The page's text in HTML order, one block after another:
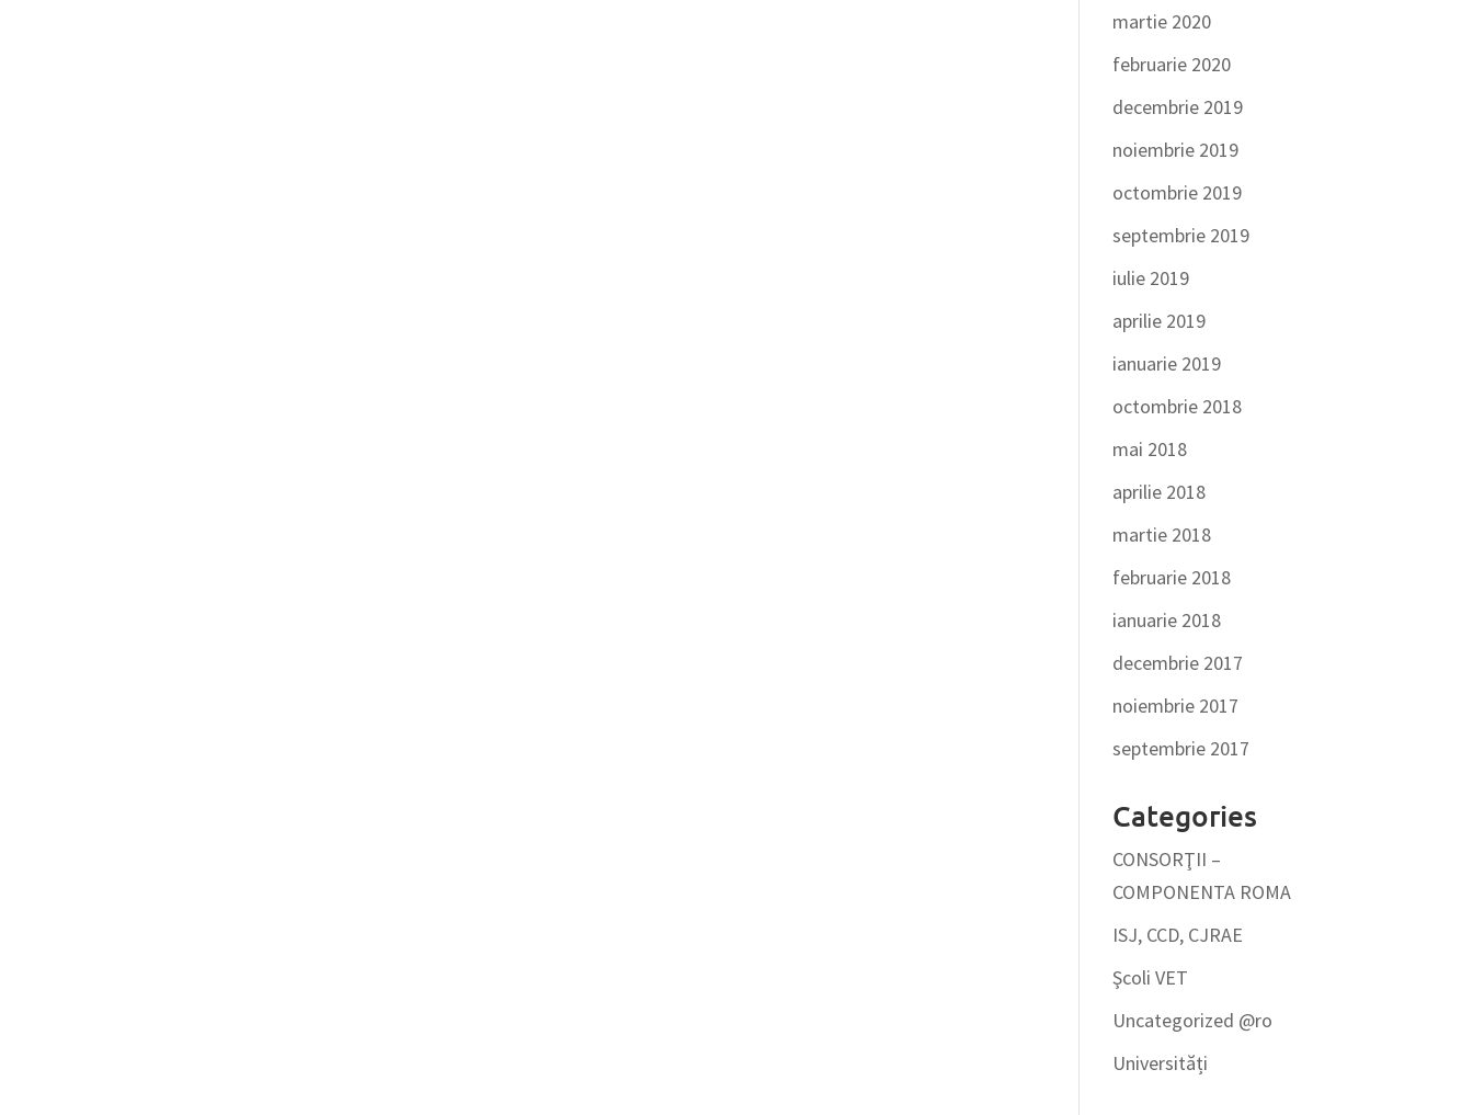
martie 2020
februarie 2020
decembrie 2019
noiembrie 2019
octombrie 2019
septembrie 2019
iulie 2019
aprilie 2019
ianuarie 2019
octombrie 2018
mai 2018
aprilie 2018
martie 2018
februarie 2018
ianuarie 2018
decembrie 2017
noiembrie 2017
septembrie 2017
Categories
CONSORŢII –
COMPONENTA ROMA
ISJ, CCD, CJRAE
Şcoli VET
Uncategorized @ro
Universități